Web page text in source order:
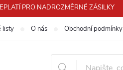
PRO NADROZMĚRNÉ ZÁSILKY
listy O nás Obchodní podmínky